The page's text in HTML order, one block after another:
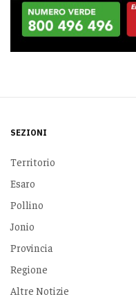
SEZIONI
Territorio
Esaro
Pollino
Jonio
Provincia
Regione
Altre Notizie